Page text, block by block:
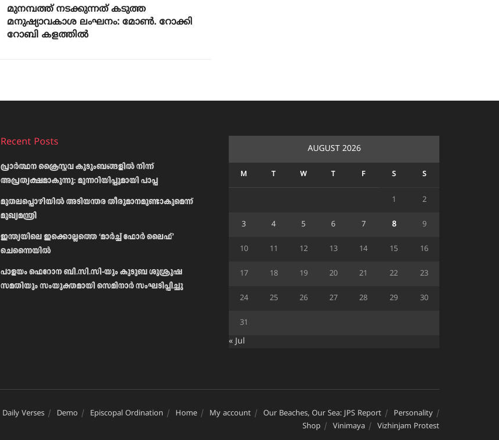
മുനമ്പത്ത് നടക്കുന്നത് കടുത്ത
മനുഷ്യാവകാശ ലംഘനം: മോണ്‍. റോക്കി
റോബി കളത്തില്‍
Recent Posts
പ്രാര്‍ത്ഥന ക്രൈസ്തവ കുടുംബങ്ങളില്‍ നിന്ന്
അപ്രത്യക്ഷമാകുന്നു: മുന്നറിയിപ്പുമായി പാപ്പ
മുതലപ്പൊഴിയിൽ അടിയന്തര തീരുമാനമുണ്ടാകുമെന്ന്
മുഖ്യമന്ത്രി
ഇന്ത്യയിലെ ഇക്കൊല്ലത്തെ ‘മാർച്ച് ഫോർ ലൈഫ്’
ചെന്നൈയിൽ
പാളയം ഫെറോന ബി.സി.സി-യും കുടുബ ശുശ്രൂഷ
സമതിയും സംയുക്തമായി സെമിനാർ സംഘടിപ്പിച്ചു
AUGUST 2026
M T W T F S S
1 2
3 4 5 6 7 8 9
10 11 12 13 14 15 16
17 18 19 20 21 22 23
24 25 26 27 28 29 30
31
« Jul
Daily Verses Demo Episcopal Ordination Home My account Our Beaches, Our Sea: JPS Report
Personality
Shop
Vinimaya Vizhinjam Protest